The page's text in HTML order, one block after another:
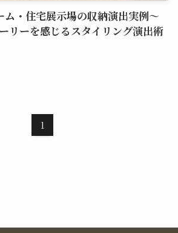
ム・住宅展示場の収納演出実例～
リーを感じるスタイリング演出術
1